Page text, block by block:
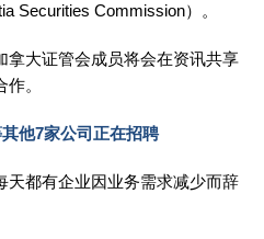
Securities Commission）。
拿大证管会成员将会在资讯共享
。
他7家公司正在招聘
天都有企业因业务需求减少而辞